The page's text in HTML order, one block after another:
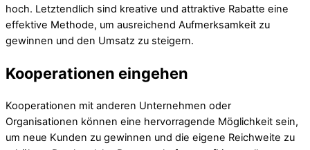
hoch. Letztendlich sind kreative und attraktive Rabatte eine
effektive Methode, um ausreichend Aufmerksamkeit zu
gewinnen und den Umsatz zu steigern.
Kooperationen eingehen
Kooperationen mit anderen Unternehmen oder
Organisationen können eine hervorragende Möglichkeit sein,
um neue Kunden zu gewinnen und die eigene Reichweite zu